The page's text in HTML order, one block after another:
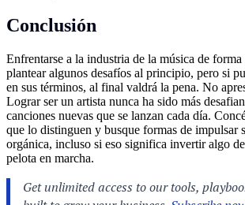
Conclusión
Enfrentarse a la industria de la música de
plantear algunos desafíos al principio, pero si
en sus términos, al final valdrá la pena. No
Lograr ser un artista nunca ha sido más
canciones nuevas que se lanzan cada día.
que lo distinguen y busque formas de impulsar
orgánica, incluso si eso significa invertir algo
pelota en marcha.